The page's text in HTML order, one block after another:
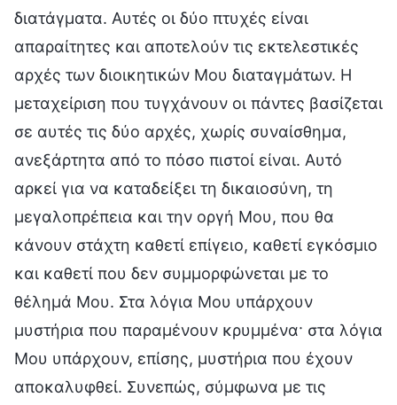
διατάγματα. Αυτές οι δύο πτυχές είναι
απαραίτητες και αποτελούν τις εκτελεστικές
αρχές των διοικητικών Μου διαταγμάτων. Η
μεταχείριση που τυγχάνουν οι πάντες βασίζεται
σε αυτές τις δύο αρχές, χωρίς συναίσθημα,
ανεξάρτητα από το πόσο πιστοί είναι. Αυτό
αρκεί για να καταδείξει τη δικαιοσύνη, τη
μεγαλοπρέπεια και την οργή Μου, που θα
κάνουν στάχτη καθετί επίγειο, καθετί εγκόσμιο
και καθετί που δεν συμμορφώνεται με το
θέλημά Μου. Στα λόγια Μου υπάρχουν
μυστήρια που παραμένουν κρυμμένα· στα λόγια
Μου υπάρχουν, επίσης, μυστήρια που έχουν
αποκαλυφθεί. Συνεπώς, σύμφωνα με τις